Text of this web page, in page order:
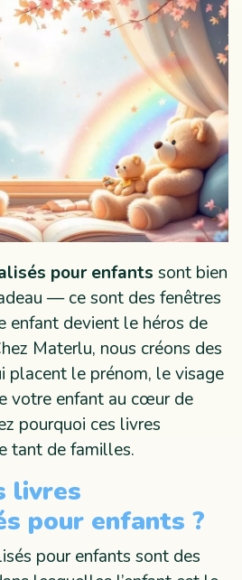
pour enfants sont bien
— ce sont des fenêtres
enfant devient le héros de
Materlu, nous créons des
placent le prénom, le visage
votre enfant au cœur de
pourquoi ces livres
tant de familles.
livres
pour enfants ?
pour enfants sont des